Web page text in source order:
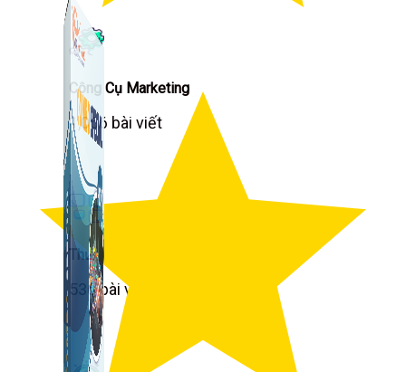
Công Cụ Marketing
1,066 bài viết
Thủ Thuật Facebook
536 bài viết